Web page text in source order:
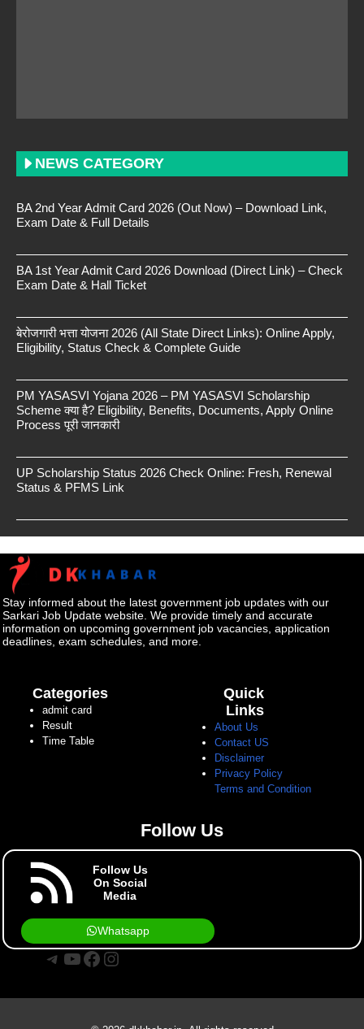
NEWS CATEGORY
BA 2nd Year Admit Card 2026 (Out Now) – Download Link,
Exam Date & Full Details
BA 1st Year Admit Card 2026 Download (Direct Link) – Check
Exam Date & Hall Ticket
बेरोजगारी भत्ता योजना 2026 (All State Direct Links): Online Apply,
Eligibility, Status Check & Complete Guide
PM YASASVI Yojana 2026 – PM YASASVI Scholarship
Scheme क्या है? Eligibility, Benefits, Documents, Apply Online
Process पूरी जानकारी
UP Scholarship Status 2026 Check Online: Fresh, Renewal
Status & PFMS Link
Stay informed about the latest government job updates with our
Sarkari Job Update website. We provide timely and accurate
information on upcoming government job vacancies, application
deadlines, exam schedules, and more.
Categories
admit card
Result
Time Table
Quick
Links
About Us
Contact US
Disclaimer
Privacy Policy
Terms and Condition
Follow Us
Follow Us
On Social
Media
Whatsapp
Telegram
YouTube
Facebook
Instagram